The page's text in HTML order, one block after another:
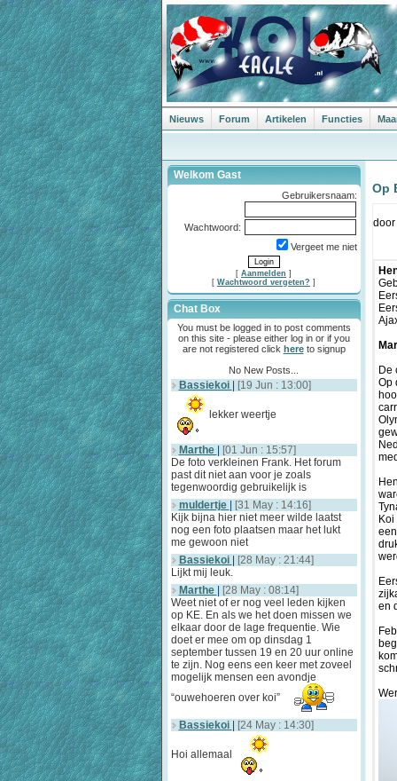
Nieuws Forum Artikelen Functies
Welkom Gast
Gebruikersnaam:
Wachtwoord:
Vergeet me niet
[ Aanmelden ]
[ Wachtwoord vergeten? ]
Chat Box
You must be logged in to post comments
on this site - please either log in or if you
are not registered click hereto signup
No New Posts...
Bassiekoi [19 Jun : 13:00]
lekker weertje
Marthe
[01 Jun : 15:57]
De foto verkleinen Frank. Het forum
past dit niet aan voor je zoals
tegenwoordig gebruikelijk is
muldertje
[31 May : 14:16]
Kijk bijna hier niet meer wilde laatst
nog een foto plaatsen maar het lukt
me gewoon niet
Bassiekoi
[28 May : 21:44]
Lijkt mij leuk.
Marthe
[28 May : 08:14]
Weet niet of er nog veel leden kijken
op KE. En als we het doen missen we
elkaar door de lage frequentie. Wie
doet er mee om op dinsdag 1
september tussen 19 en 20 uur online
te zijn. Nog eens een keer met zoveel
mogelijk mensen een avondje
“ouwehoeren over koi”
Bassiekoi [24 May : 14:30]
Hoi allemaal
Op
door
De
Op
en